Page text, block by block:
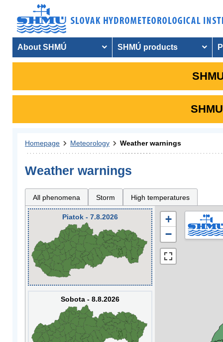
About SHMÚ SHMÚ products
Homepage Meteorology Weather warnings
Weather warnings
All phenomena Storm High temperatures
Piatok - 7.8.2026
Sobota - 8.8.2026
+
−